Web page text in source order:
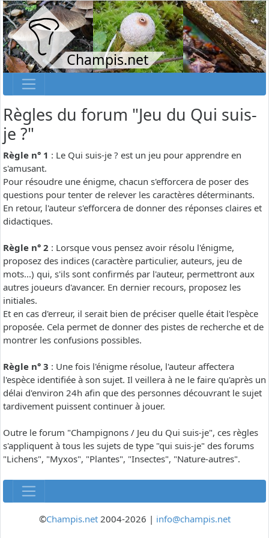
Champis.net
Règles du forum "Jeu du Qui suis-
je ?"
Règle n° 1 : Le Qui suis-je ? est un jeu pour apprendre en
s'amusant.
Pour résoudre une énigme, chacun s'efforcera de poser des
questions pour tenter de relever les caractères déterminants.
En retour, l'auteur s'efforcera de donner des réponses claires et
didactiques.
Règle n° 2 : Lorsque vous pensez avoir résolu l'énigme,
proposez des indices (caractère particulier, auteurs, jeu de
mots...) qui, s'ils sont confirmés par l'auteur, permettront aux
autres joueurs d'avancer. En dernier recours, proposez les
initiales.
Et en cas d'erreur, il serait bien de préciser quelle était l'espèce
proposée. Cela permet de donner des pistes de recherche et de
montrer les confusions possibles.
Règle n° 3 : Une fois l'énigme résolue, l'auteur affectera
l'espèce identifiée à son sujet. Il veillera à ne le faire qu'après un
délai d'environ 24h afin que des personnes découvrant le sujet
tardivement puissent continuer à jouer.
Outre le forum "Champignons / Jeu du Qui suis-je", ces règles
s'appliquent à tous les sujets de type "qui suis-je" des forums
"Lichens", "Myxos", "Plantes", "Insectes", "Nature-autres".
©Champis.net2004-2026 | info@champis.net